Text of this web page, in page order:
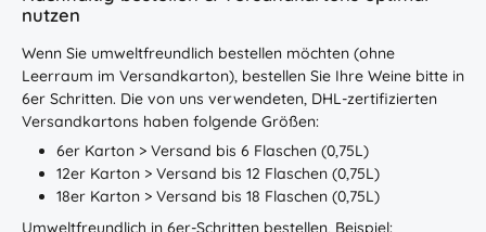
nutzen
Wenn Sie umweltfreundlich bestellen möchten (ohne
Leerraum im Versandkarton), bestellen Sie Ihre Weine bitte in
6er Schritten. Die von uns verwendeten, DHL-zertifizierten
Versandkartons haben folgende Größen:
6er Karton > Versand bis 6 Flaschen (0,75L)
12er Karton > Versand bis 12 Flaschen (0,75L)
18er Karton > Versand bis 18 Flaschen (0,75L)
Umweltfreundlich in 6er-Schritten bestellen, Beispiel: